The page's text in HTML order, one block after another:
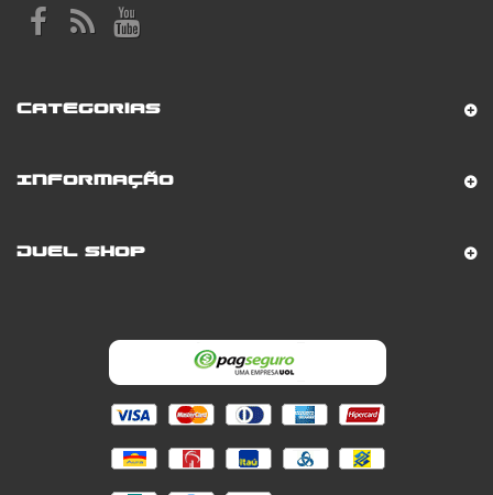
Categorias
Informação
Duel Shop